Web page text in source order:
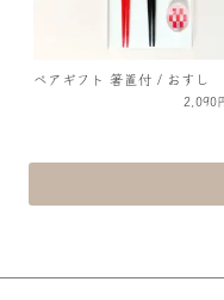
ペアギフト 箸置付 / おすし
2,090